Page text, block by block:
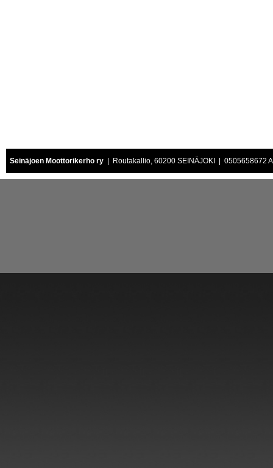
Seinäjoen Moottorikerho ry | Routakallio, 60200 SEINÄJOKI | 0505658672